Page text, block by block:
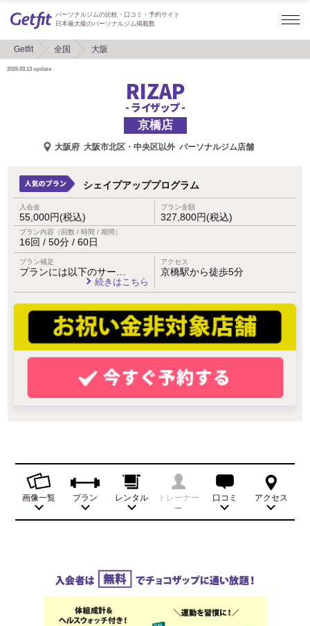
パーソナルジムの比較・口コミ・予約サイト
日本最大級のパーソナルジム掲載数
Getfit 全国 大阪
2026.03.13 update
RIZAP
- ライザップ -
京橋店
大阪府 大阪市北区・中央区以外 パーソナルジム店舗
シェイプアッププログラム
入会金
55,000円(税込)
プラン金額
327,800円(税込)
プラン内容（回数 / 時間 / 期間）
16回 / 50分 / 60日
プラン補足
プランには以下のサー…
続きはこちら
アクセス
京橋駅から徒歩5分
画像一覧 プラン レンタル トレーナー 口コミ アクセス